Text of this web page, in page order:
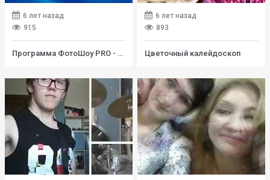
6 лет назад
915
Программа ФотоШоу PRO - Урок скручивание и раскручивание рулона
6 лет назад
893
Цветочный калейдоскоп